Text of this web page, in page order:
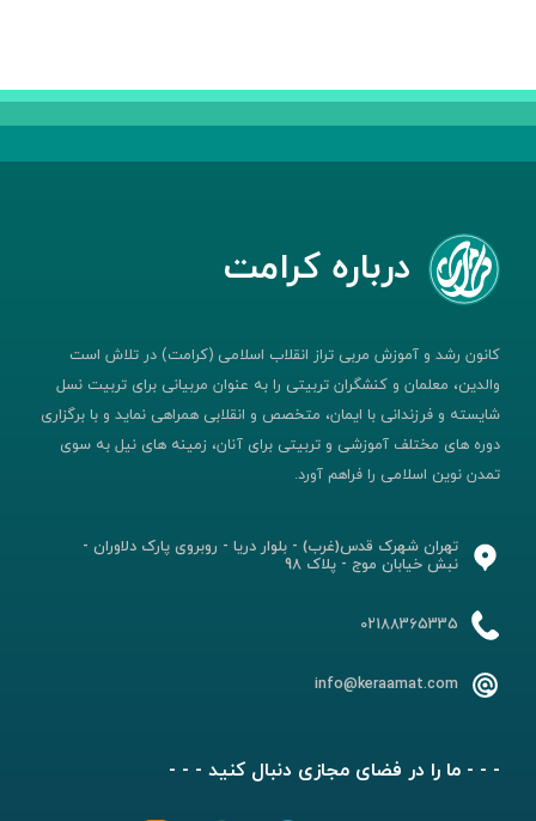
درباره کرامت
کانون رشد و آموزش مربی تراز انقلاب اسلامی (کرامت) در تلاش است
والدین، معلمان و کنشگران تربیتی را به عنوان مربیانی برای تربیت نسل
شایسته و فرزندانی با ایمان، متخصص و انقلابی همراهی نماید و با برگزاری
دوره های مختلف آموزشی و تربیتی برای آنان، زمینه های نیل به سوی
تمدن نوین اسلامی را فراهم آورد.
تهران شهرک قدس(غرب) - بلوار دریا - روبروی پارک دلاوران -
نبش خیابان موج - پلاک 98
02188365335
info@keraamat.com
- - - ما را در فضای مجازی دنبال کنید - - -